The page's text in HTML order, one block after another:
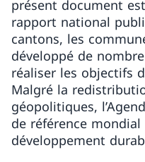
présent document
rapport national
cantons, les
développé de
réaliser les objectifs
Malgré la
géopolitiques,
de référence
développement